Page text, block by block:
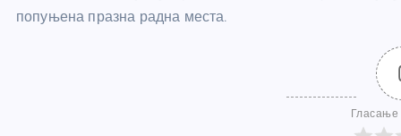
попуњена празна радна места.
Гласање